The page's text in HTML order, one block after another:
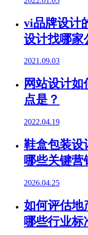
vi品牌设计
设计找哪家
2021.09.03
网站设计
点是？
2022.04.19
鞋盒包装设
哪些关键营
2026.04.25
如何评估地
哪些行业标